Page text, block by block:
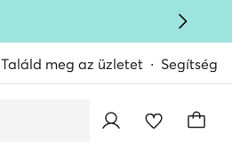
Találd meg az üzletet Segítség